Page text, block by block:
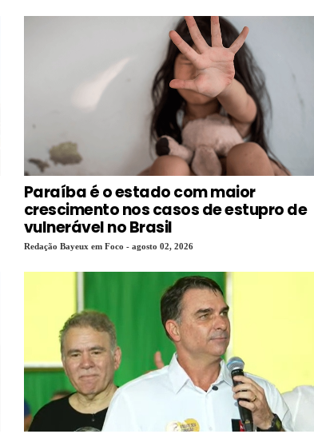
Paraíba é o estado com maior
crescimento nos casos de estupro de
vulnerável no Brasil
Redação Bayeux em Foco - agosto 02, 2026